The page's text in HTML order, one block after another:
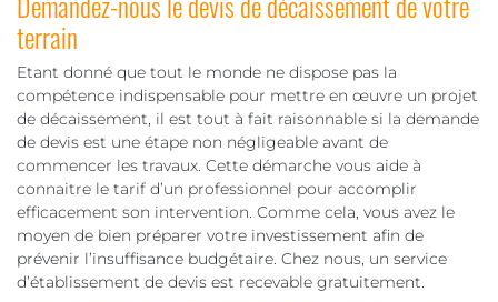
terrain
Etant donné que tout le monde ne dispose pas la
compétence indispensable pour mettre en œuvre un projet
de décaissement, il est tout à fait raisonnable si la demande
de devis est une étape non négligeable avant de
commencer les travaux. Cette démarche vous aide à
connaitre le tarif d’un professionnel pour accomplir
efficacement son intervention. Comme cela, vous avez le
moyen de bien préparer votre investissement afin de
prévenir l’insuffisance budgétaire. Chez nous, un service
d’établissement de devis est recevable gratuitement.